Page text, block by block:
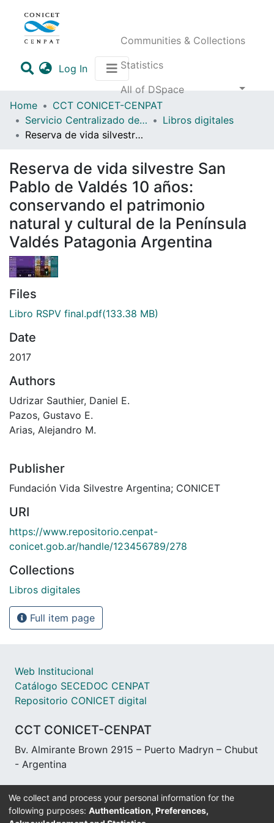
Communities & Collections
Statistics
All of DSpace
Log In(current)
Home
CCT CONICET-CENPAT
Servicio Centralizado de Documentación (SECEDOC)
Libros digitales
Reserva de vida silvestre San Pablo de Valdés 10 años: conservando el patrimonio natural y cultural de la Península Valdés Patagonia Argentina
Reserva de vida silvestre San
Pablo de Valdés 10 años:
conservando el patrimonio
natural y cultural de la Península
Valdés Patagonia Argentina
Files
Libro RSPV final.pdf(133.38 MB)
Date
2017
Authors
Udrizar Sauthier, Daniel E.
Pazos, Gustavo E.
Arias, Alejandro M.
Publisher
Fundación Vida Silvestre Argentina; CONICET
URI
https://www.repositorio.cenpat-
conicet.gob.ar/handle/123456789/278
Collections
Libros digitales
Full item page
Web Institucional
Catálogo SECEDOC CENPAT
Repositorio CONICET digital
CCT CONICET-CENPAT
Bv. Almirante Brown 2915 – Puerto Madryn – Chubut
- Argentina
We collect and process your personal information for the
following purposes: Authentication, Preferences,